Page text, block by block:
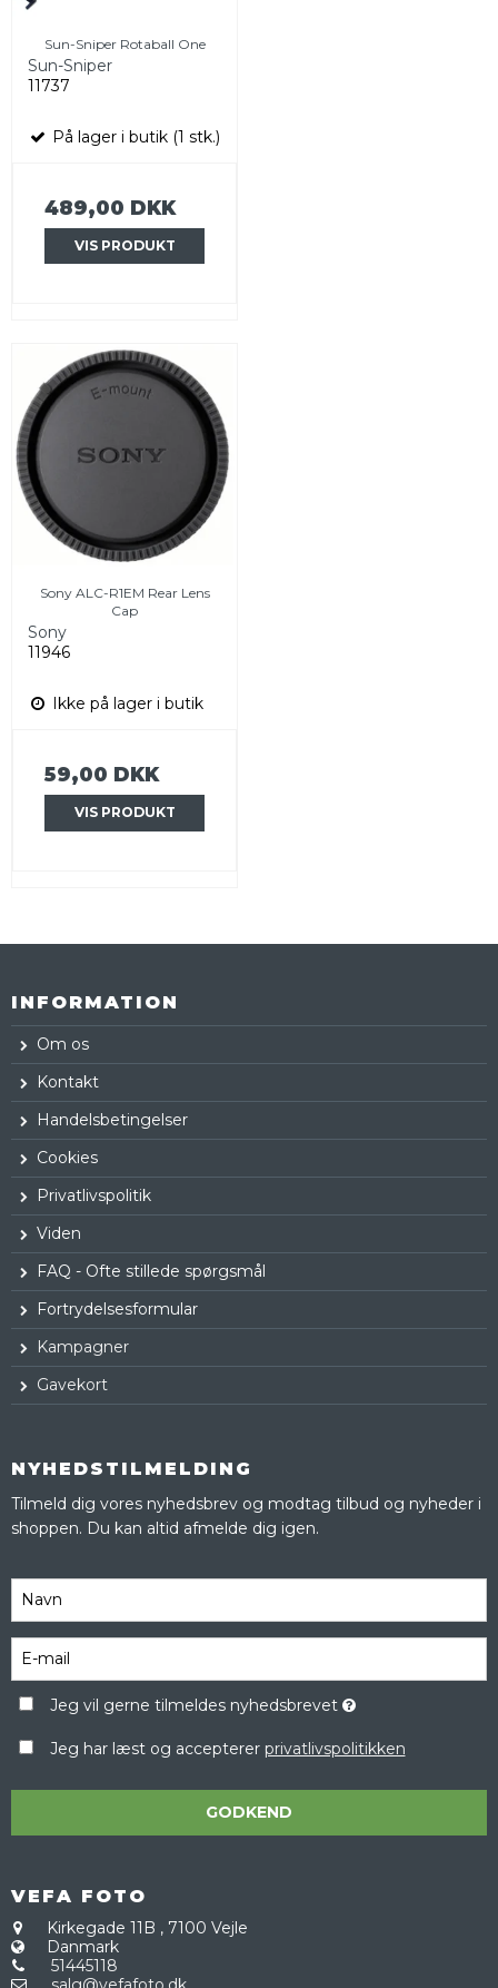
Sun-Sniper Rotaball One
Sun-Sniper
11737
På lager i butik (1 stk.)
489,00 DKK
VIS PRODUKT
Sony ALC-R1EM Rear Lens
Cap
Sony
11946
Ikke på lager i butik
59,00 DKK
VIS PRODUKT
INFORMATION
Om os
Kontakt
Handelsbetingelser
Cookies
Privatlivspolitik
Viden
FAQ - Ofte stillede spørgsmål
Fortrydelsesformular
Kampagner
Gavekort
NYHEDSTILMELDING
Tilmeld dig vores nyhedsbrev og modtag tilbud og nyheder i
shoppen. Du kan altid afmelde dig igen.
Jeg vil gerne tilmeldes nyhedsbrevet
Jeg har læst og accepterer privatlivspolitikken
GODKEND
VEFA FOTO
Kirkegade 11B , 7100 Vejle
Danmark
51445118